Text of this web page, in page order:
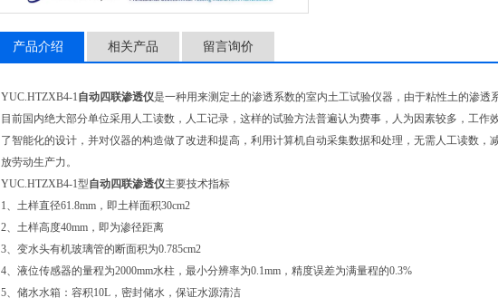
产品介绍 相关产品 留言询价
YUC.HTZXB4-1自动四联渗透仪是一种用来测定土的渗透系数的室内土工试验仪器，由于粘性土的渗透
目前国内绝大部分单位采用人工读数，人工记录，这样的试验方法普遍认为费事，人为因素较多，工
了智能化的设计，并对仪器的构造做了改进和提高，利用计算机自动采集数据和处理，无需人工读数
放劳动生产力。
YUC.HTZXB4-1型自动四联渗透仪主要技术指标
1、土样直径61.8mm，即土样面积30cm2
2、土样高度40mm，即为渗径距离
3、变水头有机玻璃管的断面积为0.785cm2
4、液位传感器的量程为2000mm水柱，最小分辨率为0.1mm，精度误差为满量程的0.3%
5、储水水箱：容积10L，密封储水，保证水源清洁